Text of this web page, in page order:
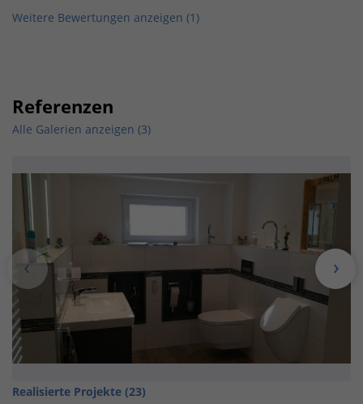
Weitere Bewertungen anzeigen (1 )
Referenzen
Alle Galerien anzeigen (3)
Realisierte Projekte (23)